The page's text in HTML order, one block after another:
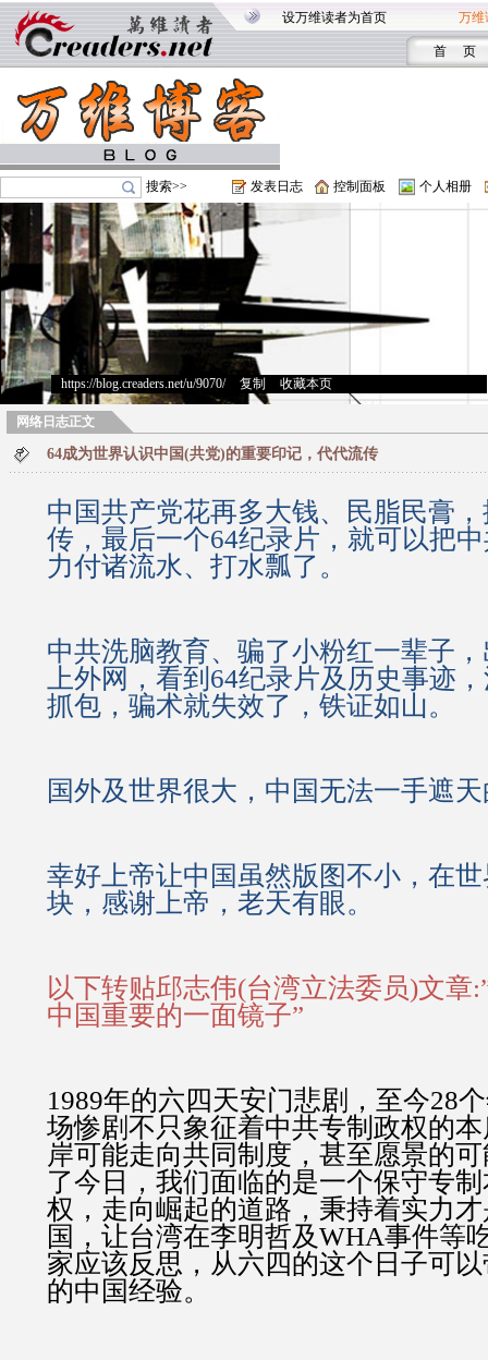
设万维读者为首页 万维
首 页
搜索>> 发表日志 控制面板 个人相册
https://blog.creaders.net/u/9070/> 复制 收藏本页
网络日志正文
64成为世界认识中国(共党)的重要印记，代代流传
中国共产党花再多大钱、民脂民膏
传，最后一个64纪录片，就可以把
力付诸流水、打水瓢了。
中共洗脑教育、骗了小粉红一辈子
上外网，看到64纪录片及历史事迹
抓包，骗术就失效了，铁证如山。
国外及世界很大，中国无法一手遮
幸好上帝让中国虽然版图不小，在
块，感谢上帝，老天有眼。
以下转贴邱志伟(台湾立法委员)文章
中国重要的一面镜子”
1989年的六四天安门悲剧，至今28
场惨剧不只象征着中共专制政权的
岸可能走向共同制度，甚至愿景的
了今日，我们面临的是一个保守专
权，走向崛起的道路，秉持着实力
国，让台湾在李明哲及WHA事件等
家应该反思，从六四的这个日子可
的中国经验。